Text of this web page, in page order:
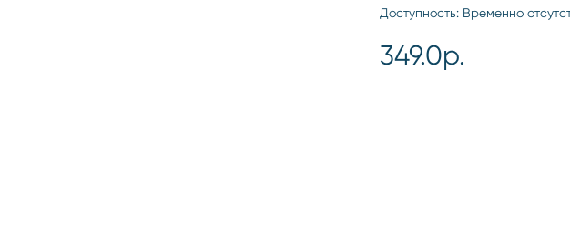
Доступность: Временно
349.0р.